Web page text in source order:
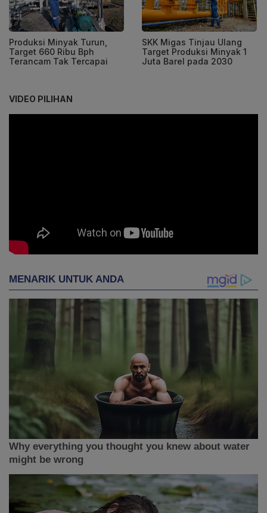
Produksi Minyak Turun,
Target 660 Ribu Bph
Terancam Tak Tercapai
SKK Migas Tinjau Ulang
Target Produksi Minyak 1
Juta Barel pada 2030
VIDEO PILIHAN